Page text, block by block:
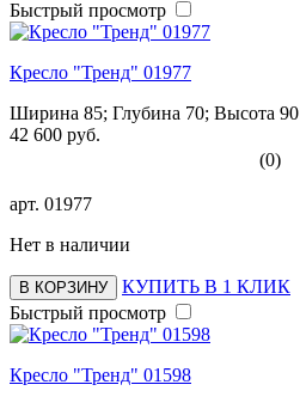
Быстрый просмотр
Кресло "Тренд" 01977
Ширина 85; Глубина 70; Высота 90
42 600 руб.
(0)
арт. 01977
Нет в наличии
В КОРЗИНУ
КУПИТЬ В 1 КЛИК
Быстрый просмотр
Кресло "Тренд" 01598